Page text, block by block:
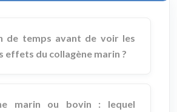
de temps avant de voir les
effets du collagène marin ?
marin ou bovin : lequel